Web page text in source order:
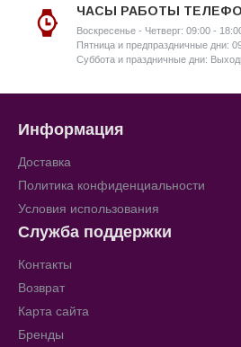
ЧАСЫ РАБОТЫ
Воскресенье - Четверг: 09:00 -
Пятница и предпраздничные дни:
Суббота и праздничные дни:
Информация
Доставка
Политика конфиденциальности
Условия использования
Служба поддержки
Контакты
Возврат
Карта сайта
Бренды